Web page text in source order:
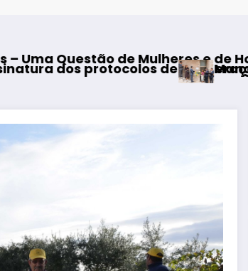
e de Homens”
de cooperação entre
Mangualde –